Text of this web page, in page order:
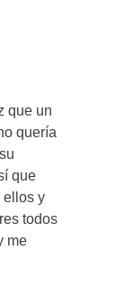
que un
quería
que
ellos y
todos
me